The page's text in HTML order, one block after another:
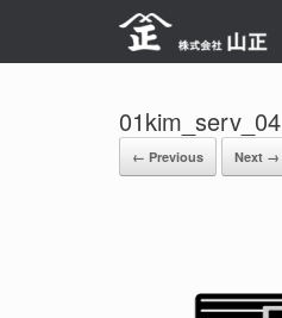
01kim_serv_04
← Previous Next →